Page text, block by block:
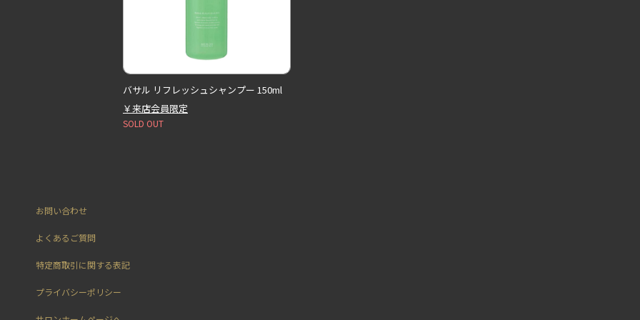
バサル リフレッシュシャンプー 150ml
￥来店会員限定
SOLD OUT
お問い合わせ
よくあるご質問
特定商取引に関する表記
プライバシーポリシー